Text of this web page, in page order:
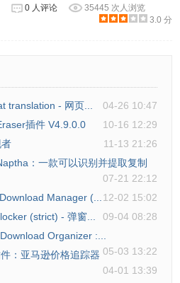
0 人评论
35445 次人浏览
3.0 分
translation - 网页...
04-26 10:47
插件 V4.9.0.0
10-16 12:29
11-13 21:26
：一款可以识别并提取复制
07-21 22:12
Manager (...
12-02 15:02
(strict) - 弹窗...
09-04 08:28
Organizer :...
05-03 13:22
：亚马逊价格追踪器
04-01 13:39